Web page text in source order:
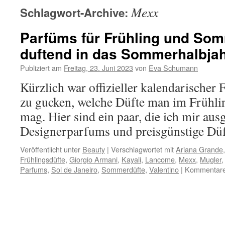
Schlagwort-Archive:Mexx
Parfüms für Frühling und
duftend in das
Publiziert am Freitag, 23. Juni 2023 von Eva Schumann
Kürzlich war offizieller kalendarischer
zu gucken, welche Düfte man im
mag. Hier sind ein paar, die ich mir
Designerparfums und preisgünstige
Veröffentlicht unter Beauty | Verschlagwortet mitAriana Grande
Frühlingsdüfte, Giorgio Armani, Kayali, Lancome, Mexx, Mugler,
Parfums, Sol de Janeiro, Sommerdüfte, Valentino |